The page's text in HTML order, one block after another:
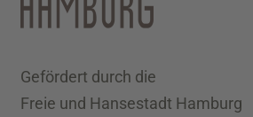
Gefördert durch die
Freie und Hansestadt Hamburg